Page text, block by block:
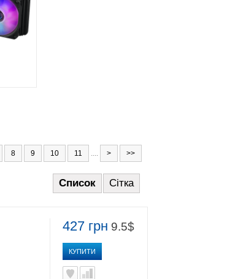
8 9 10 11 .... > >>
Список Сітка
427 грн 9.5$
КУПИТИ